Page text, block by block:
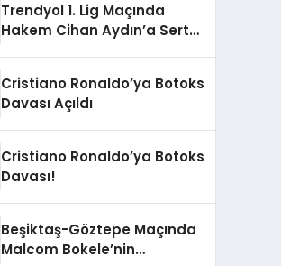
Trendyol 1. Lig Maçında
Hakem Cihan Aydın’a Sert
Cristiano Ronaldo’ya Botoks
Davası Açıldı
Cristiano Ronaldo’ya Botoks
Davası!
Beşiktaş-Göztepe Maçında
Malcom Bokele’nin